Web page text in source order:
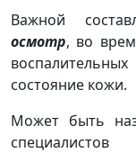
Важной
осмотр, во
состояние кожи.
Может быть